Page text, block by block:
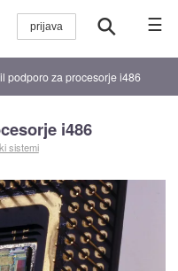
☰
podporo za procesorje i486
i486
sistemi